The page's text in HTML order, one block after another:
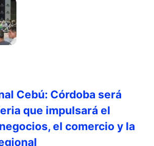
Cebú: Córdoba será
que impulsará el
el comercio y la